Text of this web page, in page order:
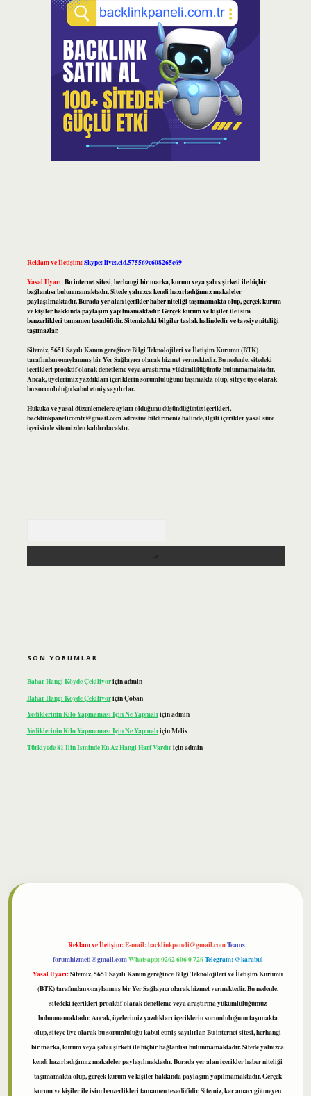
Reklam ve İletişim:Skype: live:.cid.575569c608265c69
Yasal Uyarı:Bu internet sitesi, herhangi bir marka, kurum veya şahıs şirketi ile hiçbir
bağlantısı bulunmamaktadır. Sitede yalnızca kendi hazırladığımız makaleler
paylaşılmaktadır. Burada yer alan içerikler haber niteliği taşımamakta olup, gerçek kurum
ve kişiler hakkında paylaşım yapılmamaktadır. Gerçek kurum ve kişiler ile isim
benzerlikleri tamamen tesadüfidir. Sitemizdeki bilgiler taslak halindedir ve tavsiye niteliği
taşımazlar.
Sitemiz, 5651 Sayılı Kanun gereğince Bilgi Teknolojileri ve İletişim Kurumu (BTK)
tarafından onaylanmış bir Yer Sağlayıcı olarak hizmet vermektedir. Bu nedenle, sitedeki
içerikleri proaktif olarak denetleme veya araştırma yükümlülüğümüz bulunmamaktadır.
Ancak, üyelerimiz yazdıkları içeriklerin sorumluluğunu taşımakta olup, siteye üye olarak
bu sorumluluğu kabul etmiş sayılırlar.
Hukuka ve yasal düzenlemelere aykırı olduğunu düşündüğünüz içerikleri,
backlinkpanelicomtr@gmail.comadresine bildirmeniz halinde, ilgili içerikler yasal süre
içerisinde sitemizden kaldırılacaktır.
SON YORUMLAR
Bahar Hangi Köyde Çekiliyoriçinadmin
Bahar Hangi Köyde ÇekiliyoriçinÇoban
Yediklerinin Kilo Yapmaması Için Ne Yapmalıiçinadmin
Yediklerinin Kilo Yapmaması Için Ne YapmalıiçinMelis
Türkiyede 81 Ilin Isminde En Az Hangi Harf Vardıriçinadmin
Reklam ve İletişim:E-mail:backlinkpaneli@gmail.comTeams:
forumhizmeti@gmail.comWhatsapp: 0262 606 0 726Telegram: @karabul
Yasal Uyarı:Sitemiz, 5651 Sayılı Kanun gereğince Bilgi Teknolojileri ve İletişim Kurumu
(BTK) tarafından onaylanmış bir Yer Sağlayıcı olarak hizmet vermektedir. Bu nedenle,
sitedeki içerikleri proaktif olarak denetleme veya araştırma yükümlülüğümüz
bulunmamaktadır. Ancak, üyelerimiz yazdıkları içeriklerin sorumluluğunu taşımakta
olup, siteye üye olarak bu sorumluluğu kabul etmiş sayılırlar. Bu internet sitesi, herhangi
bir marka, kurum veya şahıs şirketi ile hiçbir bağlantısı bulunmamaktadır. Sitede yalnızca
kendi hazırladığımız makaleler paylaşılmaktadır. Burada yer alan içerikler haber niteliği
taşımamakta olup, gerçek kurum ve kişiler hakkında paylaşım yapılmamaktadır. Gerçek
kurum ve kişiler ile isim benzerlikleri tamamen tesadüfidir. Sitemiz, kar amacı gütmeyen